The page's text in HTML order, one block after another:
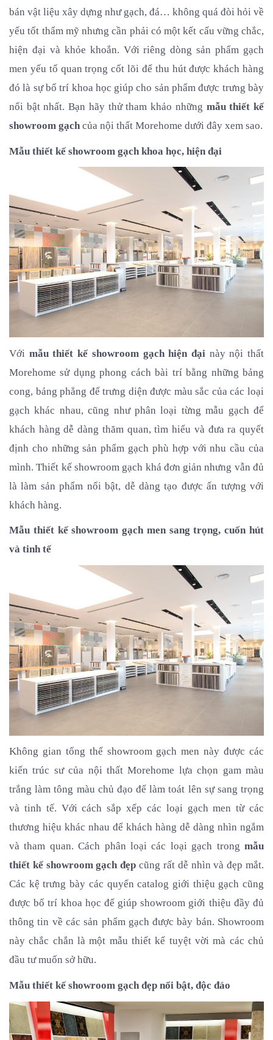
bán vật liệu xây dựng như gạch, đá… không quá đòi hỏi về
yếu tốt thẩm mỹ nhưng cần phải có một kết cấu vững chắc,
hiện đại và khỏe khoắn. Với riêng dòng sản phẩm gạch
men yếu tố quan trọng cốt lõi để thu hút được khách hàng
đó là sự bố trí khoa học giúp cho sản phẩm được trưng bày
nổi bật nhất. Bạn hãy thử tham khảo những mẫu thiết kế
showroom gạch của nội thất Morehome dưới đây xem sao.
Mẫu thiết kế showroom gạch khoa học, hiện đại
Với mẫu thiết kế showroom gạch hiện đại này nội thất
Morehome sử dụng phong cách bài trí bằng những bảng
cong, bảng phẳng để trưng diện được màu sắc của các loại
gạch khác nhau, cũng như phân loại từng mẫu gạch để
khách hàng dễ dàng thăm quan, tìm hiểu và đưa ra quyết
định cho những sản phẩm gạch phù hợp với nhu cầu của
mình. Thiết kế showroom gạch khá đơn giản nhưng vẫn đủ
là làm sản phẩm nổi bật, dễ dàng tạo được ấn tượng với
khách hàng.
Mẫu thiết kế showroom gạch men sang trọng, cuốn hút
và tinh tế
Không gian tổng thế showroom gạch men này được các
kiến trúc sư của nội thất Morehome lựa chọn gam màu
trắng làm tông màu chủ đạo để làm toát lên sự sang trọng
và tinh tế. Với cách sắp xếp các loại gạch men từ các
thương hiệu khác nhau để khách hàng dễ dàng nhìn ngắm
và tham quan. Cách phân loại các loại gạch trong mẫu
thiết kế showroom gạch đẹp cũng rất dễ nhìn và đẹp mắt.
Các kệ trưng bày các quyển catalog giới thiệu gạch cũng
được bố trí khoa học để giúp showroom giới thiệu đầy đủ
thông tin về các sản phẩm gạch được bày bán. Showroom
này chắc chắn là một mẫu thiết kế tuyệt vời mà các chủ
đầu tư muốn sở hữu.
Mẫu thiết kế showroom gạch đẹp nổi bật, độc đáo